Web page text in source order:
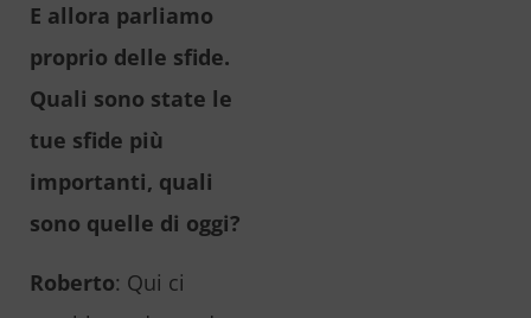
E allora parliamo
proprio delle sfide.
Quali sono state le
tue sfide più
importanti, quali
sono quelle di oggi?
Roberto: Qui ci